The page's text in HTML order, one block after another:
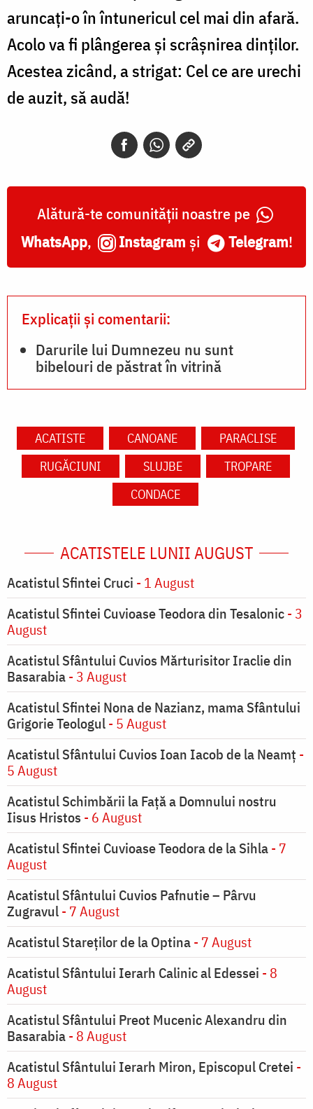
aruncați-o în întunericul cel mai din afară.
Acolo va fi plângerea și scrâșnirea dinților.
Acestea zicând, a strigat: Cel ce are urechi
de auzit, să audă!
Alătură-te comunității noastre pe
WhatsApp, Instagram și Telegram!
Explicații și comentarii:
Darurile lui Dumnezeu nu sunt
bibelouri de păstrat în vitrină
ACATISTE CANOANE
PARACLISE
RUGĂCIUNI
SLUJBE
TROPARE
CONDACE
ACATISTELE LUNII AUGUST
Acatistul Sfintei Cruci - 1 August
Acatistul Sfintei Cuvioase Teodora din Tesalonic- 3
August
Acatistul Sfântului Cuvios Mărturisitor Iraclie din
Basarabia- 3 August
Acatistul Sfintei Nona de Nazianz, mama Sfântului
Grigorie Teologul- 5 August
Acatistul Sfântului Cuvios Ioan Iacob de la Neamț -
5 August
Acatistul Schimbării la Faţă a Domnului nostru
Iisus Hristos - 6 August
Acatistul Sfintei Cuvioase Teodora de la Sihla- 7
August
Acatistul Sfântului Cuvios Pafnutie – Pârvu
Zugravul- 7 August
Acatistul Stareţilor de la Optina- 7 August
Acatistul Sfântului Ierarh Calinic al Edessei - 8
August
Acatistul Sfântului Preot Mucenic Alexandru din
Basarabia- 8 August
Acatistul Sfântului Ierarh Miron, Episcopul Cretei -
8 August